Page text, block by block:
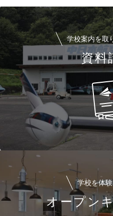
学校案内を取
資料
学校を体
オープン